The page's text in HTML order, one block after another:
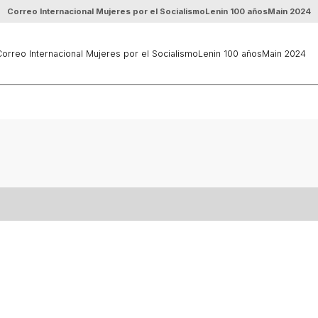
Correo Internacional Mujeres por el SocialismoLenin 100 añosMain 2024
Internacional Mujeres por el SocialismoLenin 100 añosMain 2024